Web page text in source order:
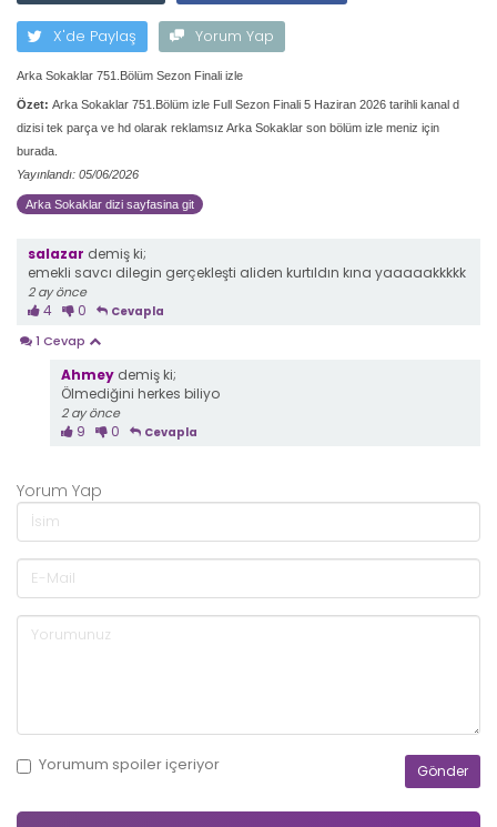
X'de Paylaş Yorum Yap
Arka Sokaklar 751.Bölüm Sezon Finali izle
Özet: Arka Sokaklar 751.Bölüm izle Full Sezon Finali 5 Haziran 2026 tarihli kanal d
dizisi tek parça ve hd olarak reklamsız Arka Sokaklar son bölüm izle meniz için
burada.
Yayınlandı: 05/06/2026
Arka Sokaklar dizi sayfasina git
salazar demiş ki;
emekli savcı dilegin gerçekleşti aliden kurtıldın kına yaaaaakkkkk
2 ay önce
4 0 Cevapla
1 Cevap
Ahmey demiş ki;
Ölmediğini herkes biliyo
2 ay önce
9 0 Cevapla
Yorum Yap
Yorumum spoileriçeriyor